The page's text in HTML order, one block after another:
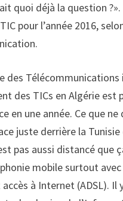
quoi déjà la question
pour l’année 2016,
des
des TICs en Algérie est
en une année. Ce que
juste derrière la
pas aussi distancé
mobile surtout
à Internet (ADSL).